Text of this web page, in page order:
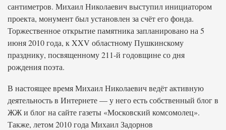
сантиметров. Михаил Николаевич выступил инициатором
проекта, монумент был установлен за счёт его фонда.
Торжественное открытие памятника запланировано на 5
июня 2010 года, к XXV областному Пушкинскому
празднику, посвященному 211-й годовщине со дня
рождения поэта.
В настоящее время Михаил Николаевич ведёт активную
деятельность в Интернете — у него есть собственный блог в
ЖЖ и блог на сайте газеты «Московский комсомолец».
Также, летом 2010 года Михаил Задорнов